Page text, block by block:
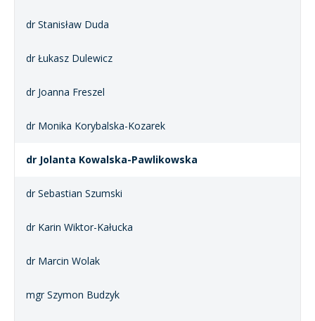
dr Stanisław Duda
dr Łukasz Dulewicz
dr Joanna Freszel
dr Monika Korybalska-Kozarek
dr Jolanta Kowalska-Pawlikowska
dr Sebastian Szumski
dr Karin Wiktor-Kałucka
dr Marcin Wolak
mgr Szymon Budzyk